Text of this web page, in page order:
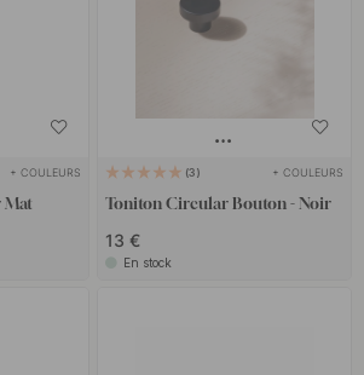
+ COULEURS
Mat
3 + COULEURS
Toniton Circular Bouton - Noir
13 €
En stock